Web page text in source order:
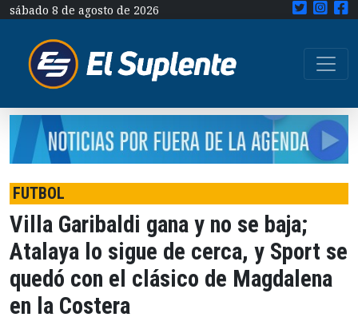
sábado 8 de agosto de 2026
FUTBOL
Villa Garibaldi gana y no se baja;
Atalaya lo sigue de cerca, y Sport se
quedó con el clásico de Magdalena
en la Costera